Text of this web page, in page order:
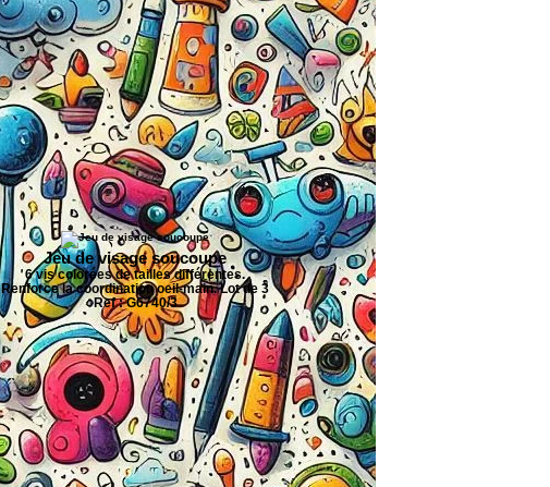
Jeu de visage soucoupe
6 vis colorées de tailles différentes.
Renforce la coordination oeil-main. Lot de 3
Ref : G6740/3